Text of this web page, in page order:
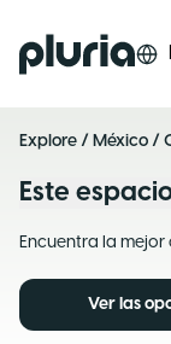
Logo Pluria
Explore / México /
Este
Encuentra la
Ver las